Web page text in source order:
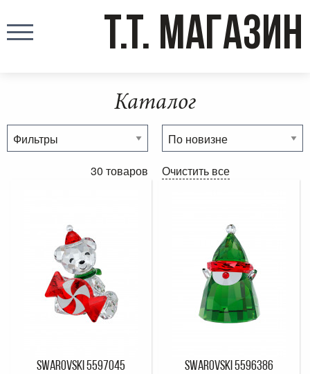
T.T. МАГАЗИН
Каталог
30 товаров Очистить все
SWAROVSKI 5597045 SWAROVSKI 5596386